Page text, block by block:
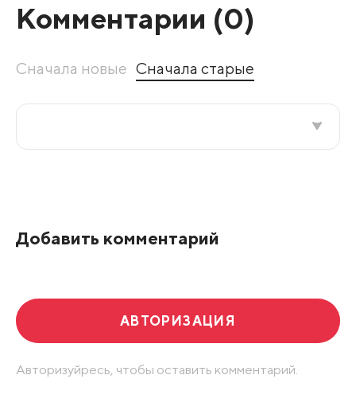
Комментарии (0)
Сначала новые Сначала старые
Добавить комментарий
АВТОРИЗАЦИЯ
Авторизуйресь, чтобы оставить комментарий.